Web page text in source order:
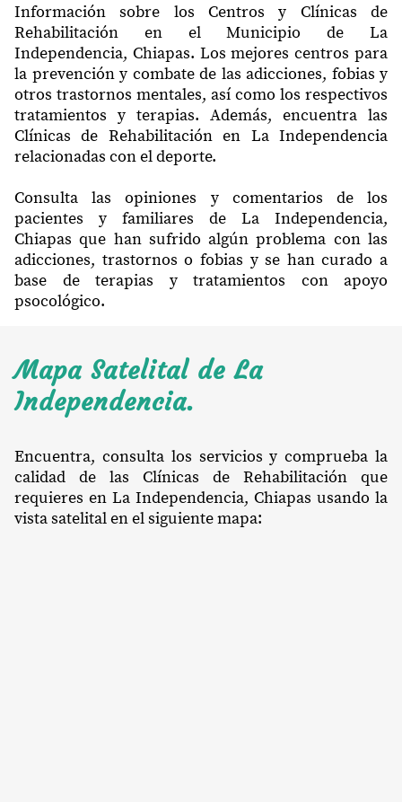
Información sobre los Centros y Clínicas de
Rehabilitación en el Municipio de La
Independencia, Chiapas. Los mejores centros para
la prevención y combate de las adicciones, fobias y
otros trastornos mentales, así como los respectivos
tratamientos y terapias. Además, encuentra las
Clínicas de Rehabilitación en La Independencia
relacionadas con el deporte.
Consulta las opiniones y comentarios de los
pacientes y familiares de La Independencia,
Chiapas que han sufrido algún problema con las
adicciones, trastornos o fobias y se han curado a
base de terapias y tratamientos con apoyo
psocológico.
Mapa Satelital de La
Independencia.
Encuentra, consulta los servicios y comprueba la
calidad de las Clínicas de Rehabilitación que
requieres en La Independencia, Chiapas usando la
vista satelital en el siguiente mapa: